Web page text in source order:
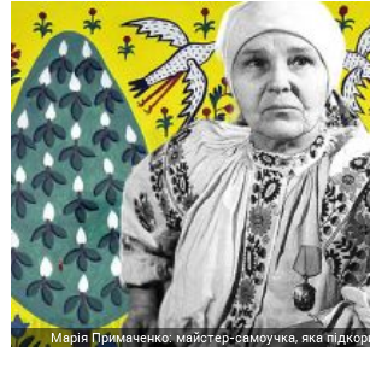
Марія Примаченко: майстер-самоучка, яка